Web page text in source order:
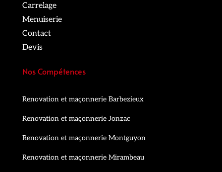
Carrelage
Menuiserie
Contact
Devis
Nos Compétences
Renovation et maçonnerie Barbezieux
Renovation et maçonnerie Jonzac
Renovation et maçonnerie Montguyon
Renovation et maçonnerie Mirambeau